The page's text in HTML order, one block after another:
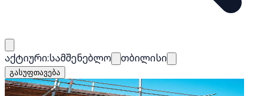
აქტიური:სამშენებლო თბილისი
გასუფთავება